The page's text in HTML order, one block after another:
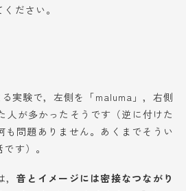
ださい。
実験で，左側を「maluma」，右側
が多かったそうです（逆に付けた
も問題ありません。あくまでそうい
す）。
，音とイメージには密接なつながり